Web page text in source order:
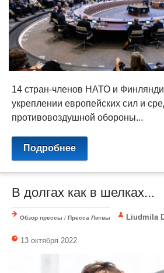
14 стран-членов НАТО и
укреплении европейских сил и
противовоздушной обороны...
Подробнее
В долгах как в шелках...
Обзор прессы / Пресса Литвы Liudmila
13 октября 2022